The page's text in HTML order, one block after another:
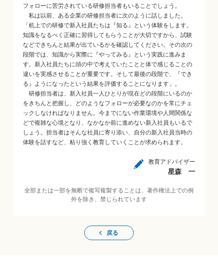
フォローに苦労されている研修担当者もいることでしょう。
私は以前、ある企業の研修担当者に次のように話しました。
「机上での研修で新入社員たちは『知る』という体験をします。
知識をなるべく正確に習得してもらうことが大切ですから、試験
などできちんと結果が出ているかを確認してください。その次の
段階では、知識から実際に『やってみる』という実践に進みま
す。新入社員たちに頭の中で考えていたことと体で感じることの
違いを実感させることが重要です。そして最後の段階で、『でき
る』ようになったという結果を評価することになります」。
研修担当者は、新入社員一人ひとりが現在どの段階にいるのか
をきちんと把握し、どのようなフォローが必要なのかを常にチェ
ックしなければなりません。今までにない作業環境や人間関係な
どで複雑な心境となり、なかなか前に進めない新入社員もいるで
しょう。担当者はそんな社員に寄り添い、自分の新入社員当時の
体験を話すなど、粘り強く教育していくことが求められます。
教育アドバイザー
星森 一
全部または一部を無断で複写複製することは、著作権法上での例
外を除き、禁じられています
戻る